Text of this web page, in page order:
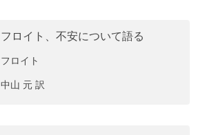
フロイト、不安について語る
フロイト
中山 元 訳